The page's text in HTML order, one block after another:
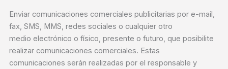
Enviar comunicaciones comerciales publicitarias por e-mail,
fax, SMS, MMS, redes sociales o cualquier otro
medio electrónico o físico, presente o futuro, que posibilite
realizar comunicaciones comerciales. Estas
comunicaciones serán realizadas por el responsable y